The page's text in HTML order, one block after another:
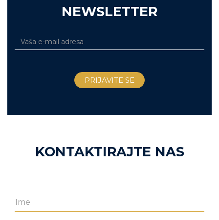
NEWSLETTER
KONTAKTIRAJTE NAS